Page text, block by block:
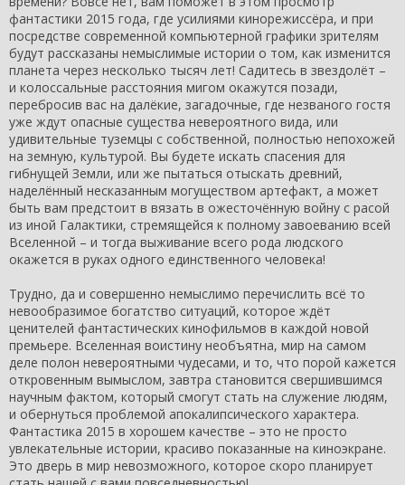
фантастики 2015 года, где усилиями кинорежиссёра, и при
посредстве современной компьютерной графики зрителям
будут рассказаны немыслимые истории о том, как изменится
планета через несколько тысяч лет! Садитесь в звездолёт –
и колоссальные расстояния мигом окажутся позади,
перебросив вас на далёкие, загадочные, где незваного гостя
уже ждут опасные существа невероятного вида, или
удивительные туземцы с собственной, полностью непохожей
на земную, культурой. Вы будете искать спасения для
гибнущей Земли, или же пытаться отыскать древний,
наделённый несказанным могуществом артефакт, а может
быть вам предстоит в вязать в ожесточённую войну с расой
из иной Галактики, стремящейся к полному завоеванию всей
Вселенной – и тогда выживание всего рода людского
окажется в руках одного единственного человека!
Трудно, да и совершенно немыслимо перечислить всё то
невообразимое богатство ситуаций, которое ждёт
ценителей фантастических кинофильмов в каждой новой
премьере. Вселенная воистину необъятна, мир на самом
деле полон невероятными чудесами, и то, что порой кажется
откровенным вымыслом, завтра становится свершившимся
научным фактом, который смогут стать на служение людям,
и обернуться проблемой апокалипсического характера.
Фантастика 2015 в хорошем качестве – это не просто
увлекательные истории, красиво показанные на киноэкране.
Это дверь в мир невозможного, которое скоро планирует